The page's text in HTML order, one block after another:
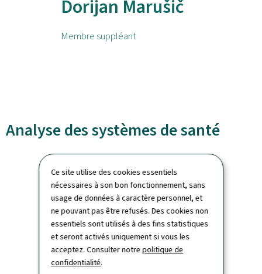
Ce site utilise des cookies essentiels
nécessaires à son bon fonctionnement, sans
usage de données à caractère personnel, et
ne pouvant pas être refusés. Des cookies non
essentiels sont utilisés à des fins statistiques
et seront activés uniquement si vous les
acceptez. Consulter notrepolitique de
confidentialité.
Dorijan Marušič
Membre suppléant
Analyse des systèmes de santé